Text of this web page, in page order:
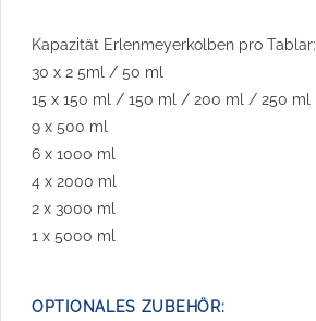
Kapazität Erlenmeyerkolben pro Tablar:
30 x 2 5ml / 50 ml
15 x 150 ml / 150 ml / 200 ml / 250 ml
9 x 500 ml
6 x 1000 ml
4 x 2000 ml
2 x 3000 ml
1 x 5000 ml
OPTIONALES ZUBEHÖR: